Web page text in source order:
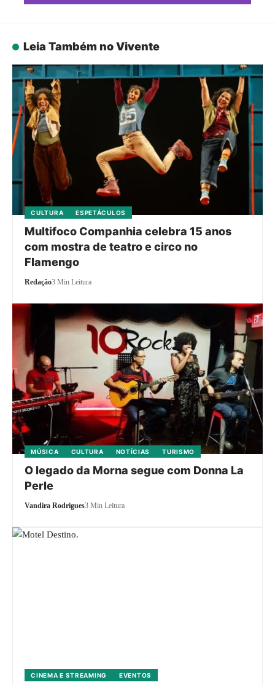
Leia Também no Vivente
CULTURA ESPETÁCULOS
Multifoco Companhia celebra 15 anos
com mostra de teatro e circo no
Flamengo
Redação3 Min Leitura
MÚSICA CULTURA NOTÍCIAS TURISMO
O legado da Morna segue com Donna La
Perle
Vandira Rodrigues3 Min Leitura
CINEMA E STREAMING EVENTOS